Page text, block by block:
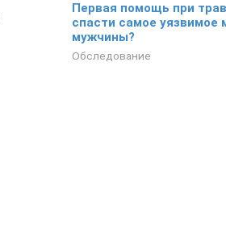
Первая помощь при
спасти самое уязвимое
мужчины?
Обследование